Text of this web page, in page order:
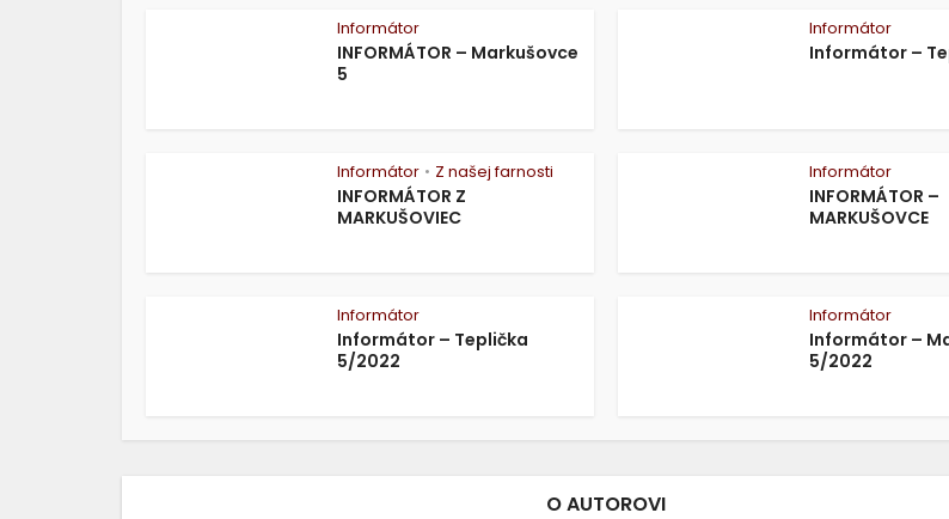
Informátor
INFORMÁTOR – Markušovce
5
Informátor
Informátor –
Informátor • Z našej farnosti
INFORMÁTOR Z
MARKUŠOVIEC
Informátor
INFORMÁTOR –
MARKUŠOVCE
Informátor
Informátor – Teplička
5/2022
Informátor
Informátor –
5/2022
O AUTOROVI